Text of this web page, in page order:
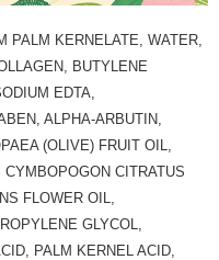
PALM KERNELATE, WATER,
BUTYLENE
EDTA,
ALPHA-ARBUTIN,
(OLIVE) FRUIT OIL,
CITRATUS
FLOWER OIL,
GLYCOL,
PALM KERNEL ACID,